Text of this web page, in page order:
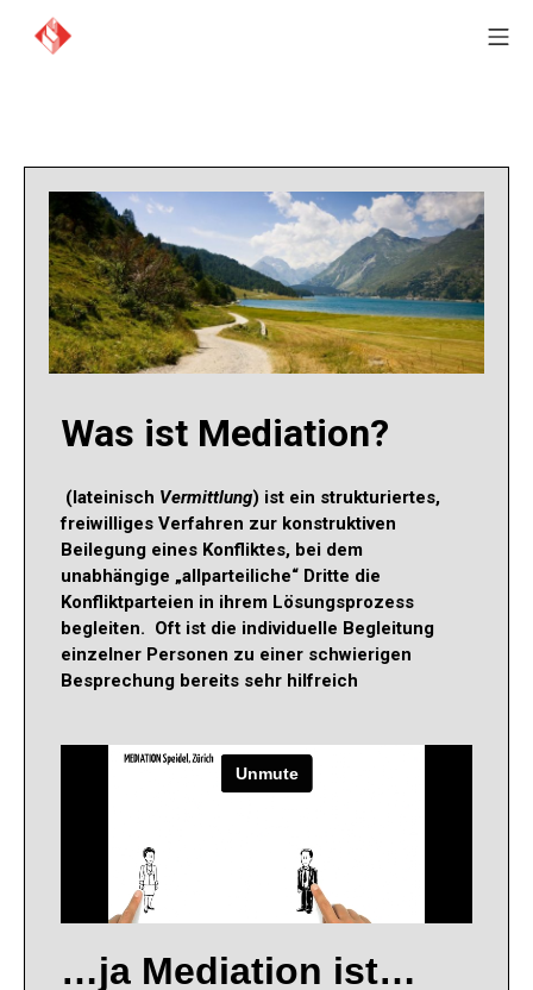
Was ist Mediation?
(lateinisch Vermittlung) ist ein strukturiertes,
freiwilliges Verfahren zur konstruktiven
Beilegung eines Konfliktes, bei dem
unabhängige „allparteiliche“ Dritte die
Konfliktparteien in ihrem Lösungsprozess
begleiten. Oft ist die individuelle Begleitung
einzelner Personen zu einer schwierigen
Besprechung bereits sehr hilfreich
…ja Mediation ist…